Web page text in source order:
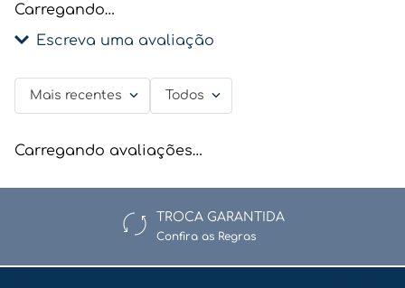
Carregando…
Escreva uma avaliação
Adicionar avaliação
Título
Avalie o produto de 1 a 5 estrelas
★★★★★
Mais recentes Todos
Carregando avaliações…
TROCA GARANTIDA
Confira as Regras